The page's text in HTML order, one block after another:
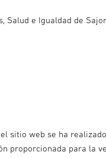
Salud e Igualdad de
sitio web se ha
proporcionada para la